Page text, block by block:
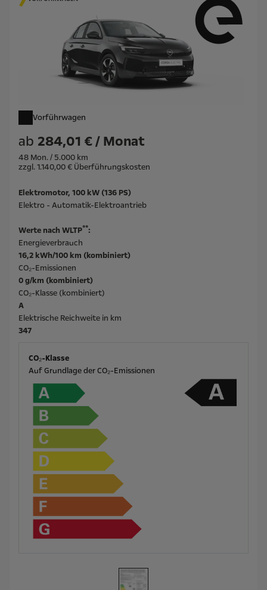
Vorführwagen
ab 284,01 € / Monat
48 Mon. / 5.000 km
zzgl. 1.140,00 € Überführungskosten
Elektromotor, 100 kW (136 PS)
Elektro - Automatik-Elektroantrieb
Werte nach WLTP**:
Energieverbrauch
16,2 kWh/100 km (kombiniert)
CO₂-Emissionen
0 g/km (kombiniert)
CO₂-Klasse (kombiniert)
A
Elektrische Reichweite in km
347
CO₂-Klasse
Auf Grundlage der CO₂-Emissionen